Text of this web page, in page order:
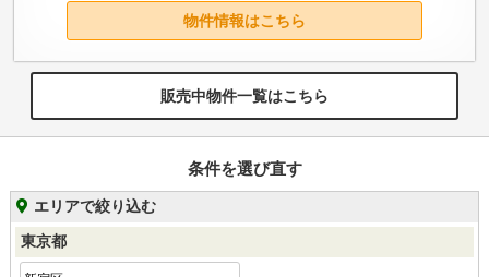
物件情報はこちら
販売中物件一覧はこちら
条件を選び直す
エリアで絞り込む
東京都